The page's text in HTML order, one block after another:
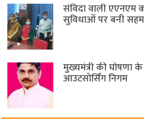
संविदा वाली
सुविधाओं पर बनी
मुख्यमंत्री की घोषणा
आउटसोर्सिंग निगम